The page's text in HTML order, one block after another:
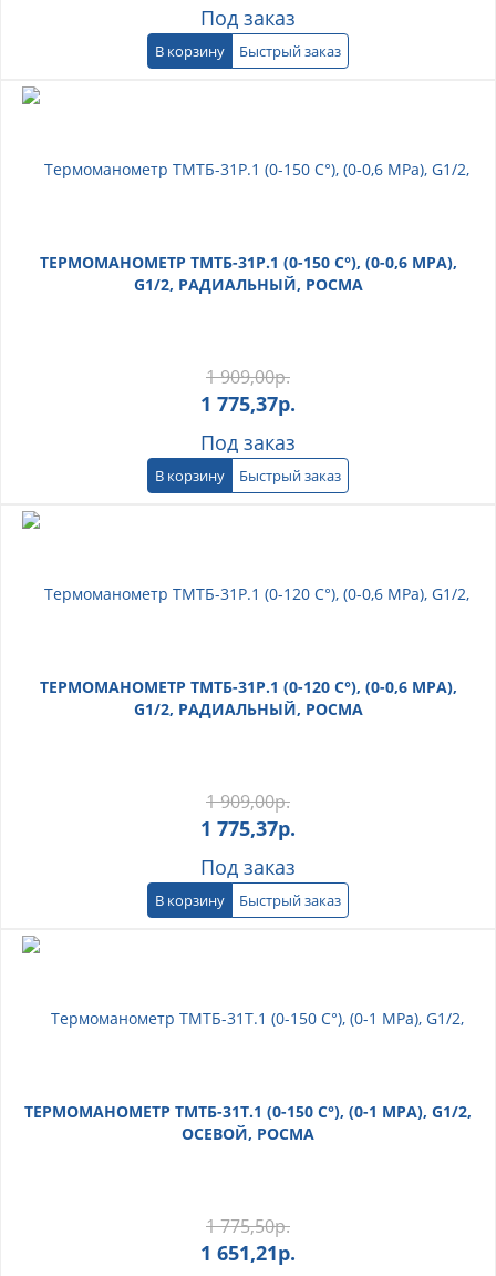
Под заказ
В корзину Быстрый заказ
ТЕРМОМАНОМЕТР ТМТБ-31Р.1 (0-150 С°), (0-0,6 МРА),
G1/2, РАДИАЛЬНЫЙ, РОСМА
1 909,00р.
1 775,37р.
Под заказ
В корзину Быстрый заказ
ТЕРМОМАНОМЕТР ТМТБ-31Р.1 (0-120 С°), (0-0,6 МРА),
G1/2, РАДИАЛЬНЫЙ, РОСМА
1 909,00р.
1 775,37р.
Под заказ
В корзину Быстрый заказ
ТЕРМОМАНОМЕТР ТМТБ-31Т.1 (0-150 С°), (0-1 МРА), G1/2,
ОСЕВОЙ, РОСМА
1 775,50р.
1 651,21р.